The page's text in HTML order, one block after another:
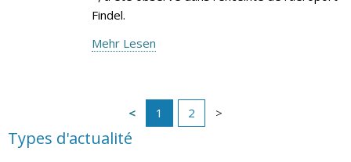
Findel.
Mehr Lesen
1 2
Types d'actualité